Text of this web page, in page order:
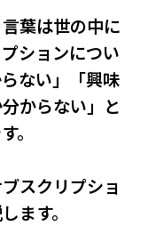
葉は世の中に
ションについ
ない」「興味
からない」と
。
スクリプショ
ます。